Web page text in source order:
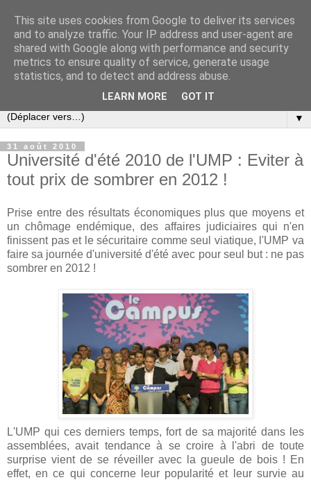
Slovar les Nouvelles
Blog citoyen d'informations, de décryptages et de
commentaires depuis 2005
▼
31 août 2010
Université d'été 2010 de l'UMP : Eviter à
tout prix de sombrer en 2012 !
Prise entre des résultats économiques plus que moyens et
un chômage endémique, des affaires judiciaires qui n'en
finissent pas et le sécuritaire comme seul viatique, l'UMP va
faire sa journée d'université d'été avec pour seul but : ne pas
sombrer en 2012 !
L'UMP qui ces derniers temps, fort de sa majorité dans les
assemblées, avait tendance à se croire à l'abri de toute
surprise vient de se réveiller avec la gueule de bois ! En
effet, en ce qui concerne leur popularité et leur survie au
This site uses cookies from Google to deliver its services
and to analyze traffic. Your IP address and user-agent are
shared with Google along with performance and security
metrics to ensure quality of service, generate usage
statistics, and to detect and address abuse.
LEARN MORE GOT IT